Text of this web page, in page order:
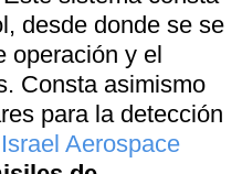
desde donde se se
operación y el
Consta asimismo
para la detección
Israel Aerospace